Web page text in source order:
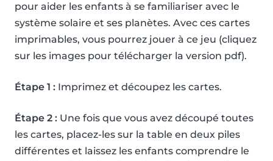
pour aider les enfants à se familiariser avec le
système solaire et ses planètes. Avec ces cartes
imprimables, vous pourrez jouer à ce jeu (cliquez
sur les images pour télécharger la version pdf).
Étape 1 : Imprimez et découpez les cartes.
Étape 2 : Une fois que vous avez découpé toutes
les cartes, placez-les sur la table en deux piles
différentes et laissez les enfants comprendre le